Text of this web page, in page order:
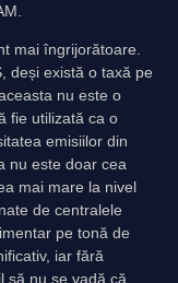
mai îngrijorătoare.
deși există o taxă pe
nu este o
fie utilizată ca o
emisiilor din
nu este doar cea
mai mare la nivel
de centralele
pe tonă de
iar fără
să nu se vadă că